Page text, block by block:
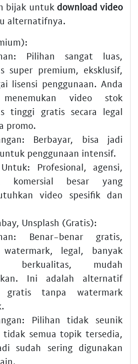
bijak untuk download video
alternatifnya.
Pilihan sangat luas,
super premium, eksklusif,
lisensi penggunaan. Anda
video stok
tinggi gratis secara legal
promo.
Berbayar, bisa jadi
penggunaan intensif.
Profesional, agensi,
komersial besar yang
video spesifik dan
Unsplash (Gratis):
Benar-benar gratis,
legal, banyak
berkualitas, mudah
Ini adalah alternatif
gratis tanpa watermark
Pilihan tidak seunik
tidak semua topik tersedia,
sudah sering digunakan